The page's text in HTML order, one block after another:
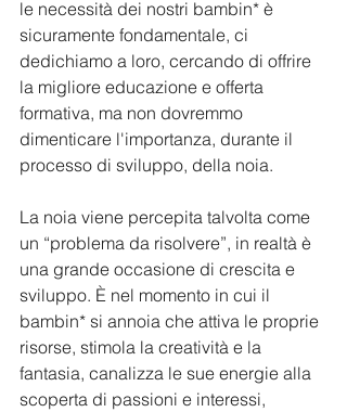
le necessità dei nostri bambin* è
sicuramente fondamentale, ci
dedichiamo a loro, cercando di offrire
la migliore educazione e offerta
formativa, ma non dovremmo
dimenticare l'importanza, durante il
processo di sviluppo, della noia.
La noia viene percepita talvolta come
un “problema da risolvere”, in realtà è
una grande occasione di crescita e
sviluppo. È nel momento in cui il
bambin* si annoia che attiva le proprie
risorse, stimola la creatività e la
fantasia, canalizza le sue energie alla
scoperta di passioni e interessi,